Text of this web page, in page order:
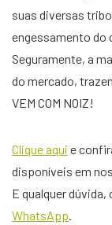
suas diversas
engessamento do
Seguramente, a
do mercado,
VEM COM NOIZ!
Clique aqui e
disponíveis em
E qualquer
WhatsApp.